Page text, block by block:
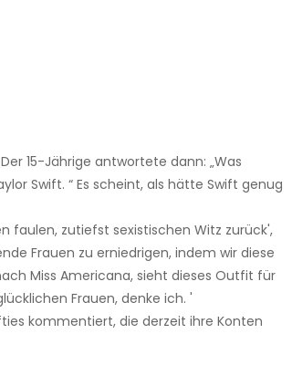
15-Jährige antwortete dann: „Was
Swift. “ Es scheint, als hätte Swift genug
faulen, zutiefst sexistischen Witz zurück',
Frauen zu erniedrigen, indem wir diese
Miss Americana, sieht dieses Outfit für
Frauen, denke ich. '
kommentiert, die derzeit ihre Konten